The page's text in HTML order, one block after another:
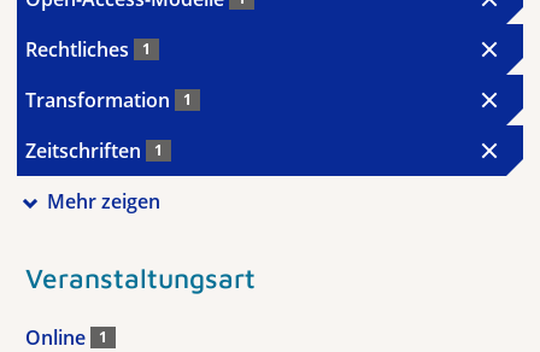
Rechtliches 1
Transformation 1
Zeitschriften 1
Mehr zeigen
Veranstaltungsart
Online 1